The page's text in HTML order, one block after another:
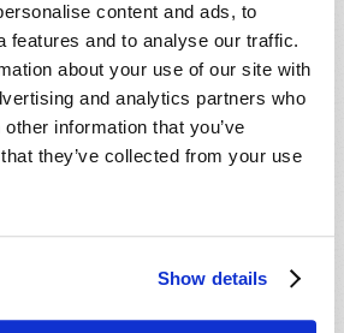
content and ads, to
features and to analyse our traffic.
about your use of our site with
and analytics partners who
information that you’ve
they’ve collected from your use
Show details